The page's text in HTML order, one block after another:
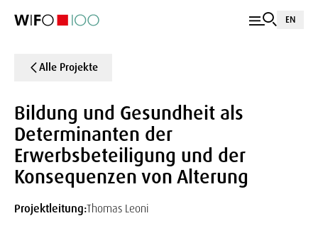
EN
Alle Projekte
Bildung und Gesundheit als
Determinanten der
Erwerbsbeteiligung und der
Konsequenzen von Alterung
Projektleitung:Thomas Leoni